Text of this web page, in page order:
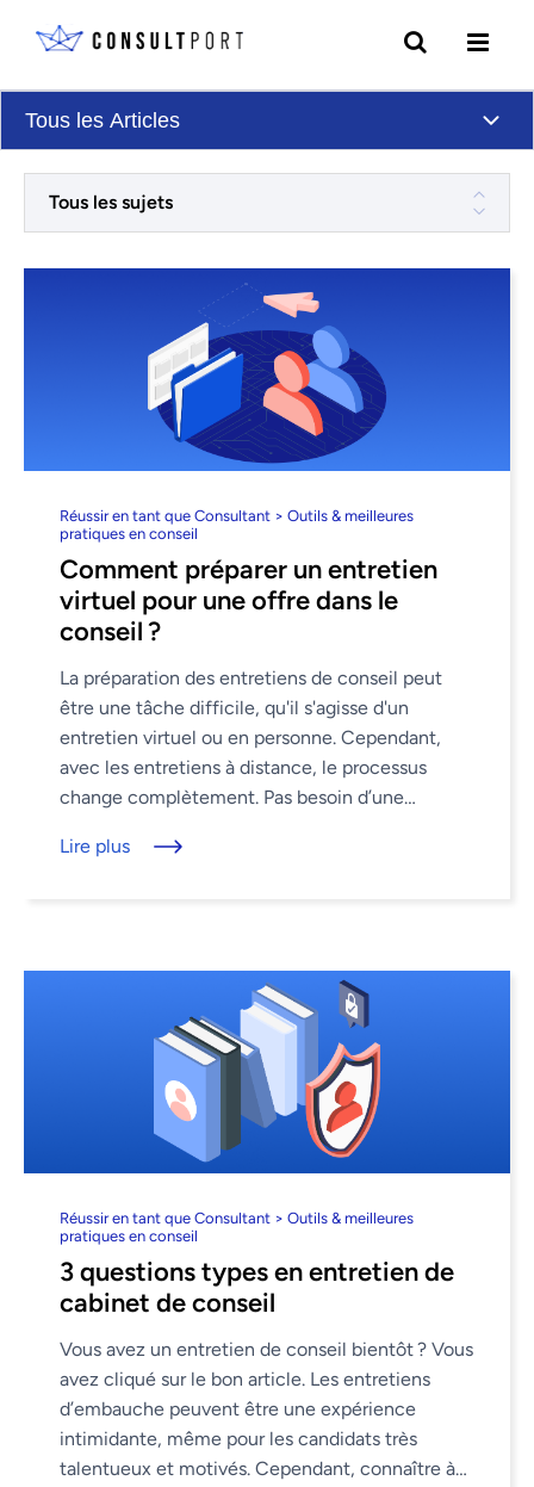
Tous les Articles
Tous les sujets
Réussir en tant que Consultant > Outils & meilleures
pratiques en conseil
Comment préparer un entretien
virtuel pour une offre dans le
conseil ?
La préparation des entretiens de conseil peut
être une tâche difficile, qu'il s'agisse d'un
entretien virtuel ou en personne. Cependant,
avec les entretiens à distance, le processus
change complètement. Pas besoin d’une
Lire plus
Réussir en tant que Consultant > Outils & meilleures
pratiques en conseil
3 questions types en entretien de
cabinet de conseil
Vous avez un entretien de conseil bientôt ? Vous
avez cliqué sur le bon article. Les entretiens
d’embauche peuvent être une expérience
intimidante, même pour les candidats très
talentueux et motivés. Cependant, connaître à